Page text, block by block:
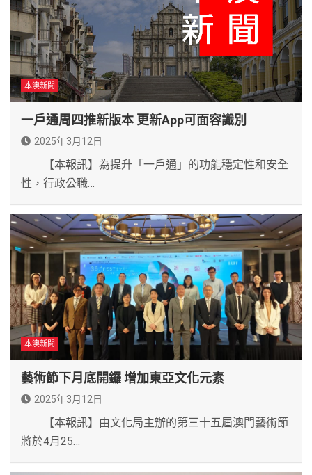
本澳新聞
一戶通周四推新版本 更新App可面容識別
2025年3月12日
【本報訊】為提升「一戶通」的功能穩定性和安全
性，行政公職…
本澳新聞
藝術節下月底開鑼 增加東亞文化元素
2025年3月12日
【本報訊】由文化局主辦的第三十五屆澳門藝術節
將於4月25…